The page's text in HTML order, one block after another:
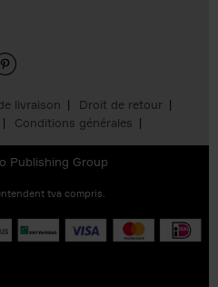
livraison
Droit de retour
Conditions générales
Publishing Group
tva compris.